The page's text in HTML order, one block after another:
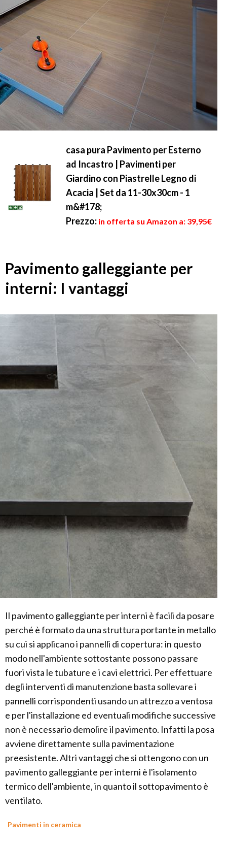
casa pura Pavimento per Esterno
ad Incastro | Pavimenti per
Giardino con Piastrelle Legno di
Acacia | Set da 11-30x30cm - 1
m&#178;
Prezzo: in offerta su Amazon a: 39,95€
Pavimento galleggiante per
interni: I vantaggi
Il pavimento galleggiante per interni è facili da posare
perché è formato da una struttura portante in metallo
su cui si applicano i pannelli di copertura: in questo
modo nell'ambiente sottostante possono passare
fuori vista le tubature e i cavi elettrici. Per effettuare
degli interventi di manutenzione basta sollevare i
pannelli corrispondenti usando un attrezzo a ventosa
e per l'installazione ed eventuali modifiche successive
non è necessario demolire il pavimento. Infatti la posa
avviene direttamente sulla pavimentazione
preesistente. Altri vantaggi che si ottengono con un
pavimento galleggiante per interni è l'isolamento
termico dell'ambiente, in quanto il sottopavimento è
ventilato.
Pavimenti in ceramica